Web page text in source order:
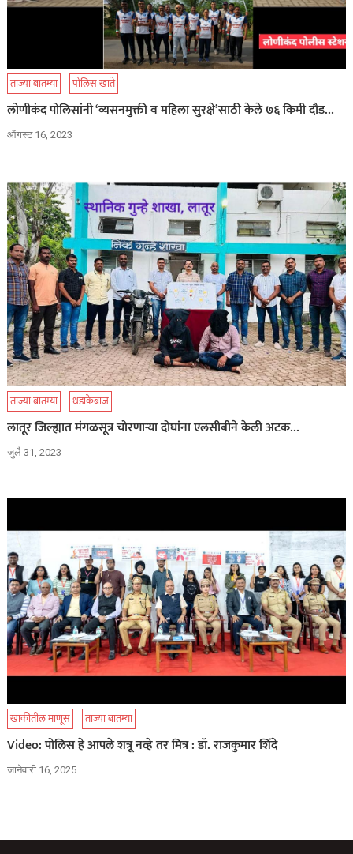
ताज्या बातम्या पोलिस खाते
लोणीकंद पोलिसांनी ‘व्यसनमुक्ती व महिला सुरक्षे’साठी केले ७६ किमी दौड…
ऑगस्ट 16, 2023
ताज्या बातम्या धडाकेबाज
लातूर जिल्ह्यात मंगळसूत्र चोरणाऱ्या दोघांना एलसीबीने केली अटक…
जुलै 31, 2023
खाकीतील माणूस ताज्या बातम्या
Video: पोलिस हे आपले शत्रू नव्हे तर मित्र : डॉ. राजकुमार शिंदे
जानेवारी 16, 2025